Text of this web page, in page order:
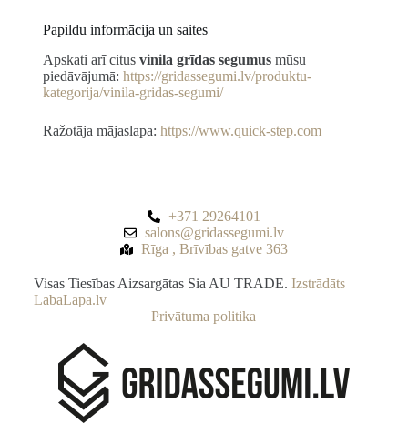
Papildu informācija un saites
Apskati arī citus vinila grīdas segumusmūsu
piedāvājumā: https://gridassegumi.lv/produktu-
kategorija/vinila-gridas-segumi/
Ražotāja mājaslapa: https://www.quick-step.com
+371 29264101
salons@gridassegumi.lv
Rīga , Brīvības gatve 363
Visas Tiesības Aizsargātas Sia AU TRADE. Izstrādāts
LabaLapa.lv
Privātuma politika